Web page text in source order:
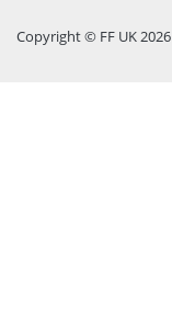
Copyright © FF UK 2026